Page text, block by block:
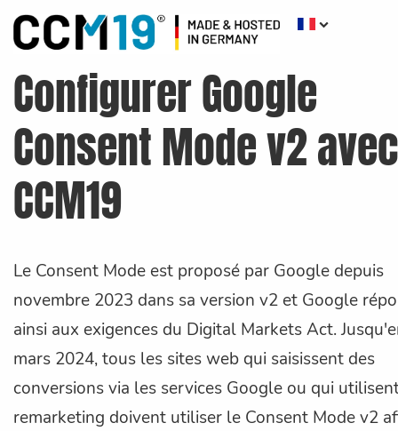
Configurer Google
Consent Mode v2 avec
CCM19
Le Consent Mode est proposé par Google depuis
novembre 2023 dans sa version v2 et Google
ainsi aux exigences du Digital Markets Act.
mars 2024, tous les sites web qui saisissent des
conversions via les services Google ou qui
remarketing doivent utiliser le Consent Mode v2